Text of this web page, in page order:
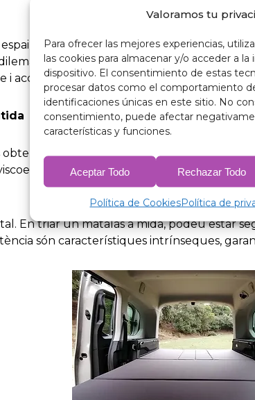
Valoramos tu
Para ofrecer las mejores experiencias,
las cookies para almacenar y/o acceder a
dispositivo. El consentimiento de estas
procesar datos como el comportamiento
identificaciones únicas en este sitio. No
consentimiento, puede afectar
características y funciones.
Aceptar Todo Rechazar Todo
Política de CookiesPolítica de
en un vehicle camper és maximitzar la
En cobrir la totalitat de l'àrea
acollidor per descansar.
obtens l'avantatge d'un ajustament
làtex o materials
En triar un matalàs a mida, podeu estar
són característiques intrínseques,